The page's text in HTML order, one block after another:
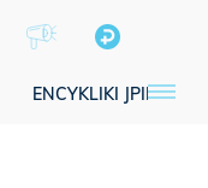
ENCYKLIKI JPII